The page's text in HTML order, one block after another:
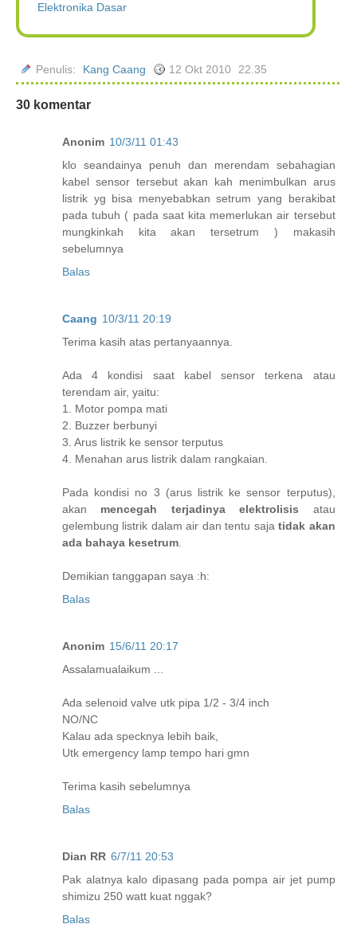
Elektronika Dasar
Penulis: Kang Caang 12 Okt 2010 22.35
30 komentar
Anonim 10/3/11 01:43
klo seandainya penuh dan merendam sebahagian
kabel sensor tersebut akan kah menimbulkan arus
listrik yg bisa menyebabkan setrum yang berakibat
pada tubuh ( pada saat kita memerlukan air tersebut
mungkinkah kita akan tersetrum ) makasih
sebelumnya
Balas
Caang 10/3/11 20:19
Terima kasih atas pertanyaannya.
Ada 4 kondisi saat kabel sensor terkena atau
terendam air, yaitu:
1. Motor pompa mati
2. Buzzer berbunyi
3. Arus listrik ke sensor terputus
4. Menahan arus listrik dalam rangkaian.
Pada kondisi no 3 (arus listrik ke sensor terputus),
akan mencegah terjadinya elektrolisis atau
gelembung listrik dalam air dan tentu sajatidak akan
ada bahaya kesetrum
Demikian tanggapan saya :h:
Balas
Anonim 15/6/11 20:17
Assalamualaikum ...
Ada selenoid valve utk pipa 1/2 - 3/4 inch
NO/NC
Kalau ada specknya lebih baik,
Utk emergency lamp tempo hari gmn
Terima kasih sebelumnya
Balas
Dian RR 6/7/11 20:53
Pak alatnya kalo dipasang pada pompa air jet pump
shimizu 250 watt kuat nggak?
Balas